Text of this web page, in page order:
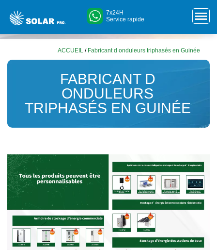
7x24H
Service rapide
ACCUEIL / Fabricant d onduleurs triphasés en Guinée
FABRICANT D
ONDULEURS
TRIPHASÉS EN GUINÉE